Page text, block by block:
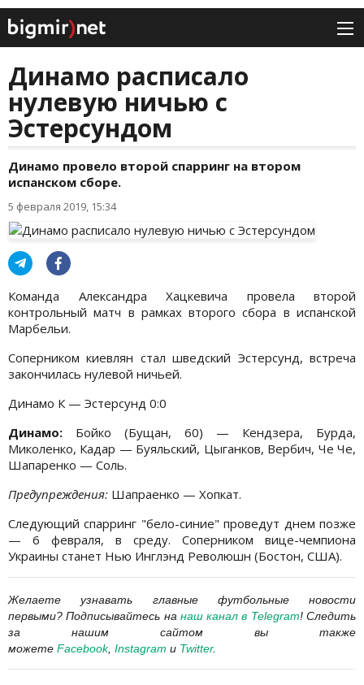
Динамо расписало
нулевую ничью с
Эстерсундом
Динамо провело второй спарринг на втором
испанском сборе.
5 февраля 2019, 15:34
Команда Александра Хацкевича провела второй
контрольный матч в рамках второго сбора в испанской
Марбельи.
Соперником киевлян стал шведский Эстерсунд, встреча
закончилась нулевой ничьей.
Динамо К — Эстерсунд 0:0
Динамо: Бойко (Бущан, 60) — Кендзера, Бурда,
Миколенко, Кадар — Буяльский, Цыганков, Вербич, Че Че,
Шапаренко — Соль.
Предупреждения: Шапраенко — Хопкат.
Следующий спарринг "бело-синие" проведут днем позже
— 6 февраля, в среду. Соперником вице-чемпиона
Украины станет Нью Инглэнд Революшн (Бостон, США).
Желаете узнавать главные футбольные новости
первыми? Подписывайтесь на наш канал в Telegram! Следить
за нашим сайтом вы также
можете Facebook, Instagram и Twitter.